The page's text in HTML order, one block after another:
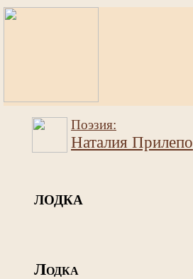
Поэзия:
Наталия Прилепо
ЛОДКА
ЛОДКА